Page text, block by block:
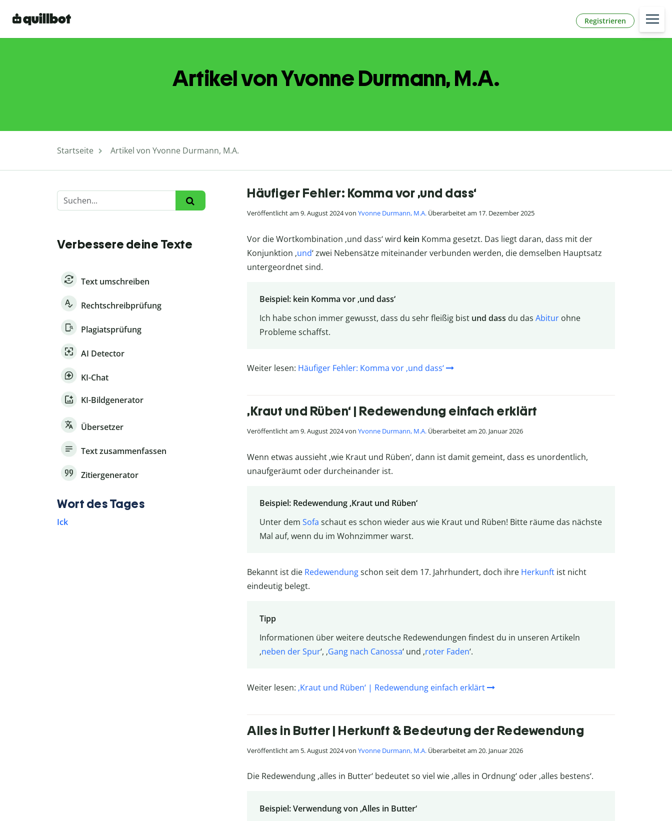
Registrieren
Artikel von Yvonne Durmann, M.A.
Startseite Artikel von Yvonne Durmann, M.A.
Häufiger Fehler: Komma vor ‚und dass‘
Veröffentlicht am 9. August 2024 von Yvonne Durmann, M.A. Überarbeitet am 17. Dezember 2025
Vor die Wortkombination ‚und dass‘ wird kein Komma gesetzt. Das liegt daran, dass mit der
Konjunktion ‚und‘ zwei Nebensätze miteinander verbunden werden, die demselben Hauptsatz
untergeordnet sind.
Beispiel: kein Komma vor ‚und dass‘
Ich habe schon immer gewusst, dass du sehr fleißig bist und dass du das Abiturohne
Probleme schaffst.
Weiter lesen: Häufiger Fehler: Komma vor ‚und dass‘
‚Kraut und Rüben‘ | Redewendung einfach erklärt
Veröffentlicht am 9. August 2024 von Yvonne Durmann, M.A. Überarbeitet am 20. Januar 2026
Wenn etwas aussieht ‚wie Kraut und Rüben‘, dann ist damit gemeint, dass es unordentlich,
unaufgeräumt oder durcheinander ist.
Beispiel: Redewendung ‚Kraut und Rüben‘
Unter dem Sofa schaut es schon wieder aus wie Kraut und Rüben! Bitte räume das nächste
Mal auf, wenn du im Wohnzimmer warst.
Bekannt ist die Redewendungschon seit dem 17. Jahrhundert, doch ihre Herkunft ist nicht
eindeutig belegt.
Tipp
Informationen über weitere deutsche Redewendungen findest du in unseren Artikeln
‚neben der Spur‘, ‚Gang nach Canossa‘ und ‚roter Faden‘.
Weiter lesen: ‚Kraut und Rüben‘ | Redewendung einfach erklärt
Alles in Butter | Herkunft & Bedeutung der Redewendung
Veröffentlicht am 5. August 2024 von Yvonne Durmann, M.A. Überarbeitet am 20. Januar 2026
Die Redewendung ‚alles in Butter‘ bedeutet so viel wie ‚alles in Ordnung‘ oder ‚alles bestens‘.
Beispiel: Verwendung von ‚Alles in Butter‘
Verbessere deine Texte
Text umschreiben
Rechtschreibprüfung
Plagiatsprüfung
AI Detector
KI-Chat
KI-Bildgenerator
Übersetzer
Text zusammenfassen
Zitiergenerator
Wort des Tages
Ick